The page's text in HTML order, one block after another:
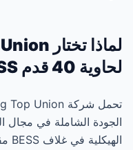
لحاوية 40 قدم BESS؟
الجودة الشاملة في مجال